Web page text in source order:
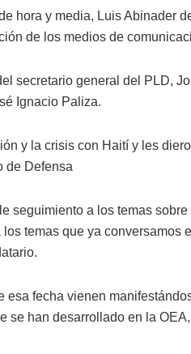
hora y media, Luis Abinader
de los medios de
secretario general del PLD,
Ignacio Paliza.
y la crisis con Haití y les
de Defensa
seguimiento a los temas
temas que ya conversamos
esa fecha vienen
se han desarrollado en la